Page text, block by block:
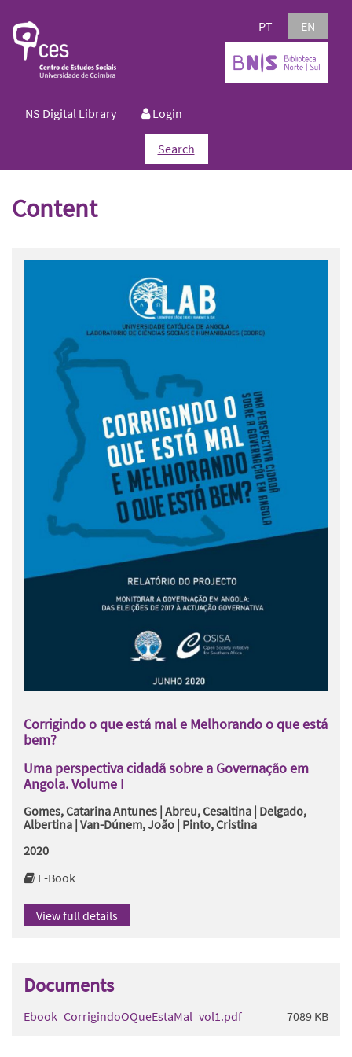
PT EN
NS Digital Library Login
Search
Content
Corrigindo o que está mal e Melhorando o que está
bem?
Uma perspectiva cidadã sobre a Governação em
Angola. Volume I
Gomes, Catarina Antunes | Abreu, Cesaltina | Delgado,
Albertina | Van-Dúnem, João | Pinto, Cristina
2020
E-Book
View full details
Documents
Ebook_CorrigindoOQueEstaMal_vol1.pdf 7089 KB